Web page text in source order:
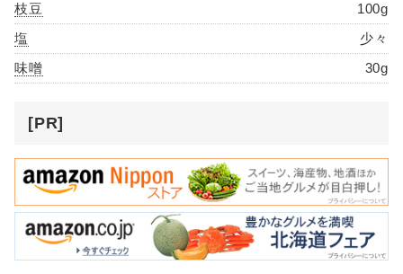
枝豆
100g
塩
少々
味噌
30g
[PR]